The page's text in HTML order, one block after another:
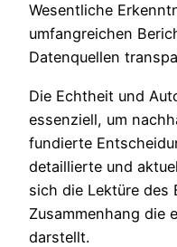
Wesentliche
umfangreichen
Datenquellen
Die Echtheit und
essenziell, um
fundierte
detaillierte und
sich die Lektüre des
Zusammenhang die
darstellt.